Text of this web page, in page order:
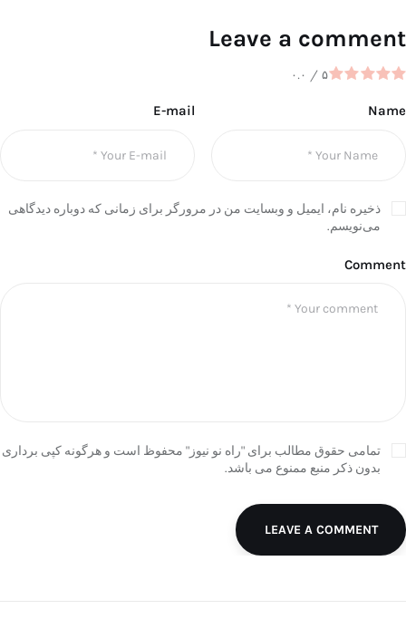
Leave a comment
۰.۰ / ۵
Name
E-mail
ذخیره نام، ایمیل و وبسایت من در مرورگر برای زمانی که دوباره دیدگاهی
می‌نویسم.
Comment
تمامی حقوق مطالب برای "راه نو نیوز" محفوظ است و هرگونه کپی برداری
بدون ذکر منبع ممنوع می باشد.
LEAVE A COMMENT